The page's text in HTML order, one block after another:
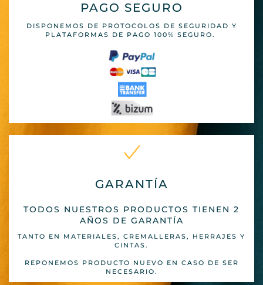
PAGO SEGURO
DISPONEMOS DE PROTOCOLOS DE SEGURIDAD Y
PLATAFORMAS DE PAGO 100% SEGURO.
GARANTÍA
TODOS NUESTROS PRODUCTOS TIENEN 2
AÑOS DE GARANTÍA
TANTO EN MATERIALES, CREMALLERAS, HERRAJES Y
CINTAS.
REPONEMOS PRODUCTO NUEVO EN CASO DE SER
NECESARIO.